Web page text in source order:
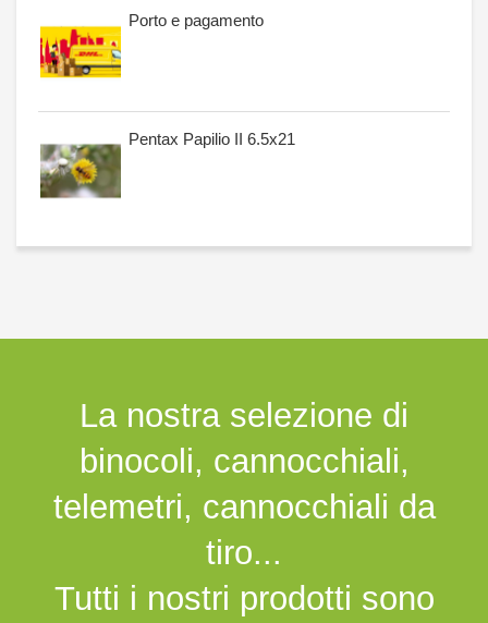
Porto e pagamento
Pentax Papilio II 6.5x21
La nostra selezione di
binocoli, cannocchiali,
telemetri, cannocchiali da
tiro...
Tutti i nostri prodotti sono